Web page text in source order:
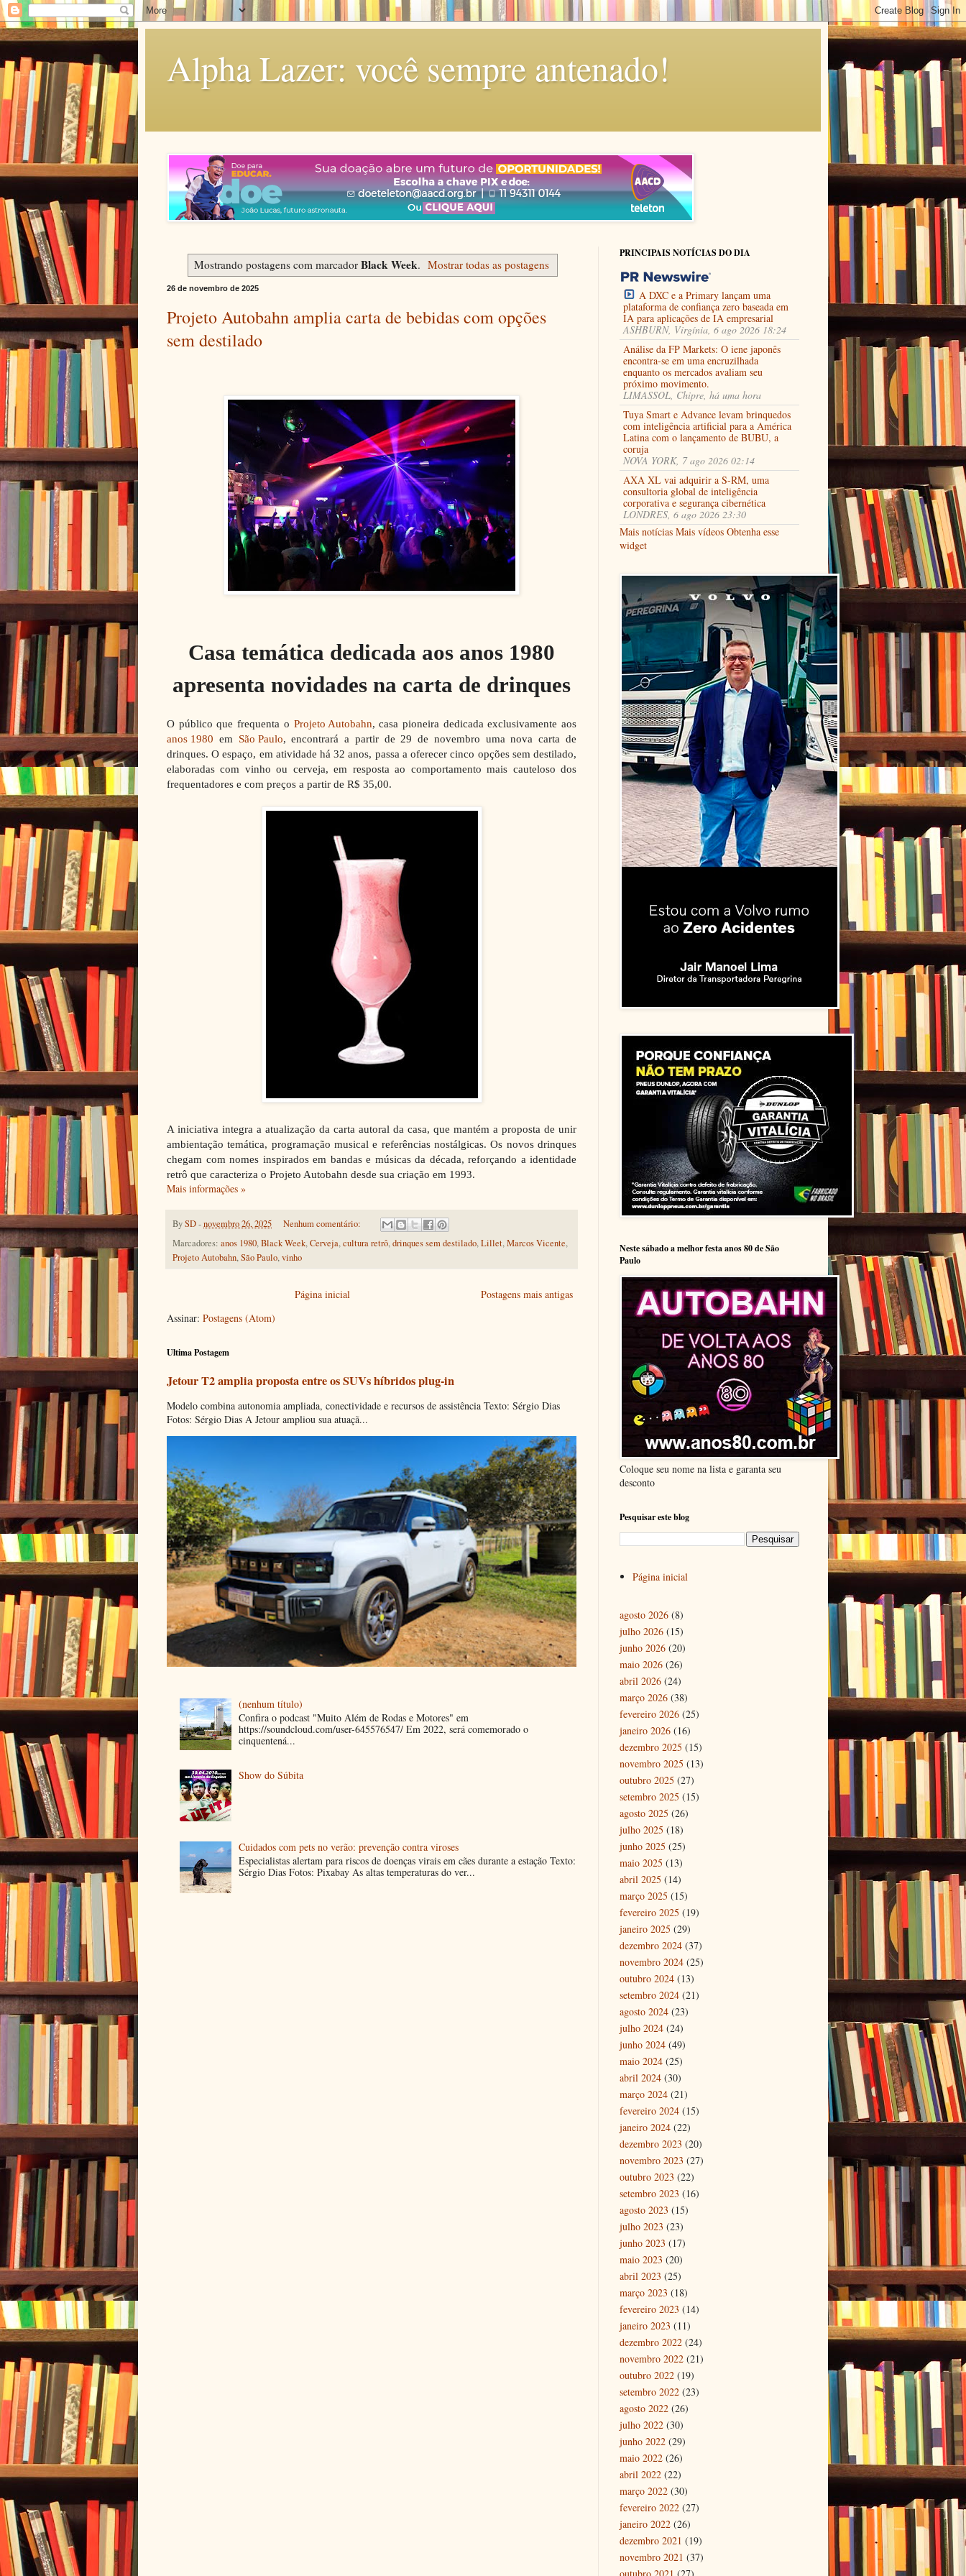
Alpha Lazer: você sempre antenado!
Mostrando postagens com marcador Black Week. Mostrar todas as postagens
26 de novembro de 2025
Projeto Autobahn amplia carta de bebidas com opções
sem destilado
Casa temática dedicada aos anos 1980
apresenta novidades na carta de drinques
O público que frequenta o Projeto Autobahn, casa pioneira dedicada exclusivamente aos
anos 1980 em São Paulo, encontrará a partir de 29 de novembro uma nova carta de
drinques. O espaço, em atividade há 32 anos, passa a oferecer cinco opções sem destilado,
elaboradas com vinho ou cerveja, em resposta ao comportamento mais cauteloso dos
frequentadores e com preços a partir de R$ 35,00.
A iniciativa integra a atualização da carta autoral da casa, que mantém a proposta de unir
ambientação temática, programação musical e referências nostálgicas. Os novos drinques
chegam com nomes inspirados em bandas e músicas da década, reforçando a identidade
retrô que caracteriza o Projeto Autobahn desde sua criação em 1993.
Mais informações »
BySD-novembro 26, 2025
Nenhum comentário:
Marcadores: anos 1980,Black Week,Cerveja,cultura retrô,drinques sem destilado,Lillet,Marcos Vicente,
Projeto Autobahn,São Paulo,vinho
Postagens mais antigas
Página inicial
Assinar: Postagens (Atom)
Ultima Postagem
Jetour T2 amplia proposta entre os SUVs híbridos plug-in
Modelo combina autonomia ampliada, conectividade e recursos de assistência Texto: Sérgio Dias
Fotos: Sérgio Dias A Jetour ampliou sua atuaçã...
(nenhum título)
Confira o podcast "Muito Além de Rodas e Motores" em
https://soundcloud.com/user-645576547/ Em 2022, será comemorado o
cinquentená...
Show do Súbita
Cuidados com pets no verão: prevenção contra viroses
Especialistas alertam para riscos de doenças virais em cães durante a estação Texto:
Sérgio Dias Fotos: Pixabay As altas temperaturas do ver...
PRINCIPAIS NOTÍCIAS DO DIA
A DXC e a Primary lançam uma
plataforma de confiança zero baseada em
IA para aplicações de IA empresarial
ASHBURN, Virgínia, 6 ago 2026 18:24
Análise da FP Markets: O iene japonês
encontra-se em uma encruzilhada
enquanto os mercados avaliam seu
próximo movimento.
LIMASSOL, Chipre, há uma hora
Tuya Smart e Advance levam brinquedos
com inteligência artificial para a América
Latina com o lançamento de BUBU, a
coruja
NOVA YORK, 7 ago 2026 02:14
AXA XL vai adquirir a S-RM, uma
consultoria global de inteligência
corporativa e segurança cibernética
LONDRES, 6 ago 2026 23:30
Mais notícias Mais vídeos Obtenha esse
widget
Neste sábado a melhor festa anos 80 de São
Paulo
Coloque seu nome na lista e garanta seu
desconto
Pesquisar este blog
Página inicial
agosto 2026 (8)
julho 2026 (15)
junho 2026 (20)
maio 2026 (26)
abril 2026 (24)
março 2026 (38)
fevereiro 2026 (25)
janeiro 2026 (16)
dezembro 2025 (15)
novembro 2025 (13)
outubro 2025 (27)
setembro 2025 (15)
agosto 2025 (26)
julho 2025 (18)
junho 2025 (25)
maio 2025 (13)
abril 2025 (14)
março 2025 (15)
fevereiro 2025 (19)
janeiro 2025 (29)
dezembro 2024 (37)
novembro 2024 (25)
outubro 2024 (13)
setembro 2024 (21)
agosto 2024 (23)
julho 2024 (24)
junho 2024 (49)
maio 2024 (25)
abril 2024 (30)
março 2024 (21)
fevereiro 2024 (15)
janeiro 2024 (22)
dezembro 2023 (20)
novembro 2023 (27)
outubro 2023 (22)
setembro 2023 (16)
agosto 2023 (15)
julho 2023 (23)
junho 2023 (17)
maio 2023 (20)
abril 2023 (25)
março 2023 (18)
fevereiro 2023 (14)
janeiro 2023 (11)
dezembro 2022 (24)
novembro 2022 (21)
outubro 2022 (19)
setembro 2022 (23)
agosto 2022 (26)
julho 2022 (30)
junho 2022 (29)
maio 2022 (26)
abril 2022 (22)
março 2022 (30)
fevereiro 2022 (27)
janeiro 2022 (26)
dezembro 2021 (19)
novembro 2021 (37)
outubro 2021 (27)